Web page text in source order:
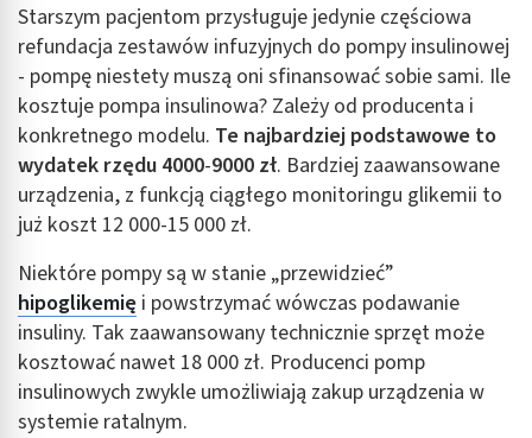
Starszym pacjentom przysługuje jedynie częściowa
refundacja zestawów infuzyjnych do pompy insulinowej
- pompę niestety muszą oni sfinansować sobie sami. Ile
kosztuje pompa insulinowa? Zależy od producenta i
konkretnego modelu. Te najbardziej podstawowe to
wydatek rzędu 4000-9000 zł. Bardziej zaawansowane
urządzenia, z funkcją ciągłego monitoringu glikemii to
już koszt 12 000-15 000 zł.
Niektóre pompy są w stanie „przewidzieć”
hipoglikemię i powstrzymać wówczas podawanie
insuliny. Tak zaawansowany technicznie sprzęt może
kosztować nawet 18 000 zł. Producenci pomp
insulinowych zwykle umożliwiają zakup urządzenia w
systemie ratalnym.